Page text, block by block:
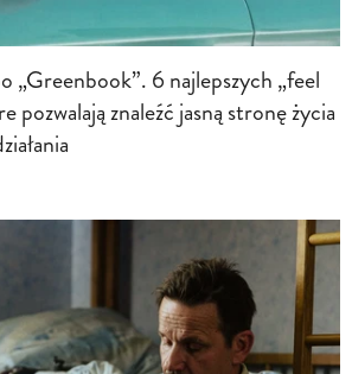
„Greenbook”. 6 najlepszych „feel
pozwalają znaleźć jasną stronę życia